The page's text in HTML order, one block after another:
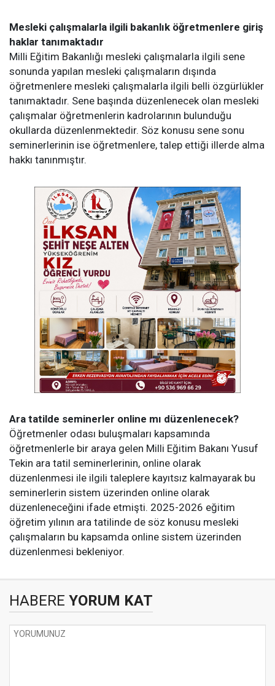
Mesleki çalışmalarla ilgili bakanlık öğretmenlere giriş
haklar tanımaktadır
Milli Eğitim Bakanlığı mesleki çalışmalarla ilgili sene
sonunda yapılan mesleki çalışmaların dışında
öğretmenlere mesleki çalışmalarla ilgili belli özgürlükler
tanımaktadır. Sene başında düzenlenecek olan mesleki
çalışmalar öğretmenlerin kadrolarının bulunduğu
okullarda düzenlenmektedir. Söz konusu sene sonu
seminerlerinin ise öğretmenlere, talep ettiği illerde alma
hakkı tanınmıştır.
Ara tatilde seminerler online mı düzenlenecek?
Öğretmenler odası buluşmaları kapsamında
öğretmenlerle bir araya gelen Milli Eğitim Bakanı Yusuf
Tekin ara tatil seminerlerinin, online olarak
düzenlenmesi ile ilgili taleplere kayıtsız kalmayarak bu
seminerlerin sistem üzerinden online olarak
düzenleneceğini ifade etmişti. 2025-2026 eğitim
öğretim yılının ara tatilinde de söz konusu mesleki
çalışmaların bu kapsamda online sistem üzerinden
düzenlenmesi bekleniyor.
HABERE YORUM KAT